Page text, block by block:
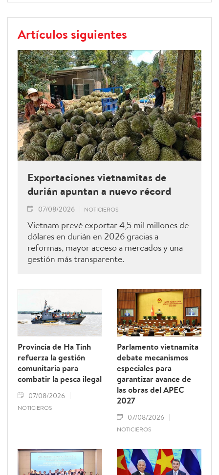
Artículos siguientes
Exportaciones vietnamitas de
durián apuntan a nuevo récord
07/08/2026 NOTICIEROS
Vietnam prevé exportar 4,5 mil millones de
dólares en durián en 2026 gracias a
reformas, mayor acceso a mercados y una
gestión más transparente.
Provincia de Ha Tinh
refuerza la gestión
comunitaria para
combatir la pesca ilegal
07/08/2026
NOTICIEROS
Parlamento vietnamita
debate mecanismos
especiales para
garantizar avance de
las obras del APEC
2027
07/08/2026
NOTICIEROS